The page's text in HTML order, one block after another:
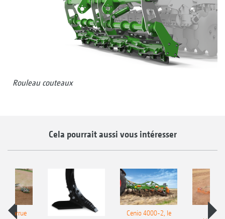
Rouleau couteaux
Cela pourrait aussi vous intéresser
charrue
Cenio 4000-2, le